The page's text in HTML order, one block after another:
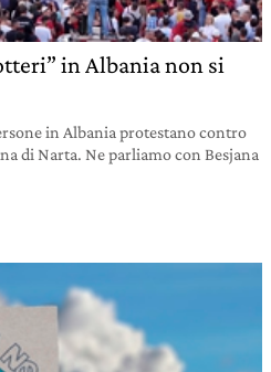
in Albania non si
in Albania protestano contro
di Narta. Ne parliamo con Besjana